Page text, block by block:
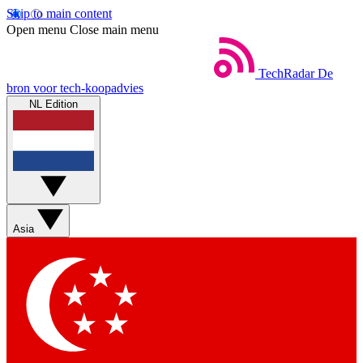
Skip to main content
Open menu Close main menu
TechRadar De
bron voor tech-koopadvies
NL Edition
Asia